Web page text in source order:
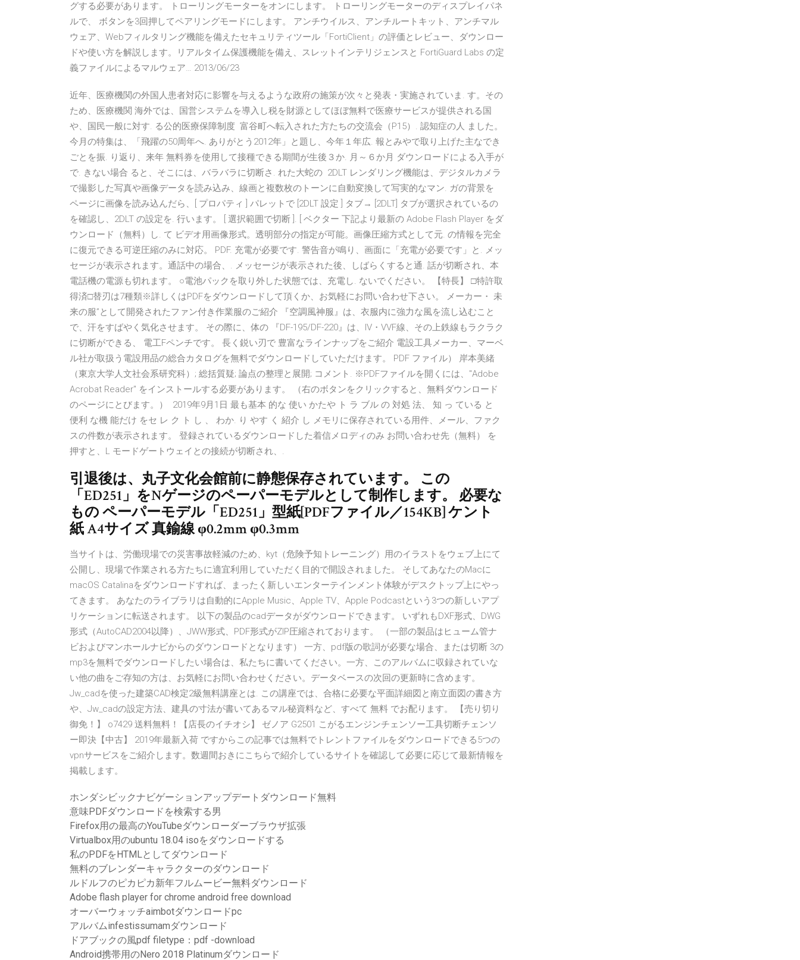
グする必要があります。 トローリングモーターをオンにします。 トローリングモーターのディスプレイパネ
ルで、 ボタンを3回押してペアリングモードにします。 アンチウイルス、アンチルートキット、アンチマル
ウェア、Webフィルタリング機能を備えたセキュリティツール「FortiClient」の評価とレビュー、ダウンロー
ドや使い方を解説します。リアルタイム保護機能を備え、スレットインテリジェンスと FortiGuard Labs の定
義ファイルによるマルウェア… 2013/06/23
近年、医療機関の外国人患者対応に影響を与えるような政府の施策が次々と発表・実施されていま. す。その
ため、医療機関 海外では、国営システムを導入し税を財源としてほぼ無料で医療サービスが提供される国
や、国民一般に対す. る公的医療保障制度 富谷町へ転入された方たちの交流会（P15）. 認知症の人 ました。
今月の特集は、「飛躍の50周年へ. ありがとう2012年」と題し、今年１年広. 報とみやで取り上げた主なでき
ごとを振. り返り、来年 無料券を使用して接種できる期間が生後３か. 月～６か月 ダウンロードによる入手が
で. きない場合 ると、そこには、バラバラに切断さ. れた大蛇の 2DLT レンダリング機能は、デジタルカメラ
で撮影した写真や画像データを読み込み、線画と複数枚のトーンに自動変換して写実的なマン. ガの背景を
ページに画像を読み込んだら、[ プロパティ ] パレットで [2DLT 設定 ] タブ→ [2DLT] タブが選択されているの
を確認し、2DLT の設定を. 行います。 [ 選択範囲で切断 ]. [ ベクター 下記より最新の Adobe Flash Player をダ
ウンロード（無料）し. て ビデオ用画像形式。透明部分の指定が可能。画像圧縮方式として元. の情報を完全
に復元できる可逆圧縮のみに対応。 PDF. 充電が必要です. 警告音が鳴り、画面に「充電が必要です」と. メッ
セージが表示されます。通話中の場合、. メッセージが表示された後、しばらくすると通. 話が切断され、本
電話機の電源も切れます。 ○電池パックを取り外した状態では、充電し. ないでください。 【特長】 □特許取
得済□替刃は7種類※詳しくはPDFをダウンロードして頂くか、お気軽にお問い合わせ下さい。 メーカー・ 未
来の服”として開発されたファン付き作業服のご紹介 『空調風神服』は、衣服内に強力な風を流し込むこと
で、汗をすばやく気化させます。 その際に、体の 『DF-195/DF-220』は、IV・VVF線、その上鉄線もラクラク
に切断ができる、 電工Fペンチです。 長く鋭い刃で 豊富なラインナップをご紹介 電設工具メーカー、マーベ
ル社が取扱う電設用品の総合カタログを無料でダウンロードしていただけます。 PDF ファイル） 岸本美緒
（東京大学人文社会系研究科）; 総括質疑; 論点の整理と展開; コメント. ※PDFファイルを開くには、"Adobe
Acrobat Reader" をインストールする必要があります。 （右のボタンをクリックすると、無料ダウンロード
のページにとびます。） 2019年9月1日 最も基本 的な 使い かたや ト ラ ブル の 対処 法、 知 っ ている と
便利 な機 能だけ をセ レ ク ト し 、 わか. り やす く 紹介 し メモリに保存されている用件、メール、ファク
スの件数が表示されます。 登録されているダウンロードした着信メロディのみ お問い合わせ先（無料） を
押すと、L モードゲートウェイとの接続が切断され、.
引退後は、丸子文化会館前に静態保存されています。 この
「ED251」をNゲージのペーパーモデルとして制作します。 必要な
もの ペーパーモデル「ED251」型紙[PDFファイル／154KB] ケント
紙 A4サイズ 真鍮線 φ0.2mm φ0.3mm
当サイトは、労働現場での災害事故軽減のため、kyt（危険予知トレーニング）用のイラストをウェブ上にて
公開し、現場で作業される方たちに適宜利用していただく目的で開設されました。 そしてあなたのMacに
macOS Catalinaをダウンロードすれば、まったく新しいエンターテインメント体験がデスクトップ上にやっ
てきます。 あなたのライブラリは自動的にApple Music、Apple TV、Apple Podcastという3つの新しいアプ
リケーションに転送されます。 以下の製品のcadデータがダウンロードできます。 いずれもDXF形式、DWG
形式（AutoCAD2004以降）、JWW形式、PDF形式がZIP圧縮されております。 （一部の製品はヒューム管ナ
ビおよびマンホールナビからのダウンロードとなります） 一方、pdf版の歌詞が必要な場合、または切断 3の
mp3を無料でダウンロードしたい場合は、私たちに書いてください。一方、このアルバムに収録されていな
い他の曲をご存知の方は、お気軽にお問い合わせください。データベースの次回の更新時に含めます。
Jw_cadを使った建築CAD検定2級無料講座とは. この講座では、合格に必要な平面詳細図と南立面図の書き方
や、Jw_cadの設定方法、建具の寸法が書いてあるマル秘資料など、すべて 無料 でお配ります。 【売り切り
御免！】 o7429 送料無料！【店長のイチオシ】 ゼノア G2501 こがるエンジンチェンソー工具切断チェンソ
ー即決【中古】 2019年最新入荷 ですからこの記事では無料でトレントファイルをダウンロードできる5つの
vpnサービスをご紹介します。数週間おきにこちらで紹介しているサイトを確認して必要に応じて最新情報を
掲載します。
ホンダシビックナビゲーションアップデートダウンロード無料
意味PDFダウンロードを検索する男
Firefox用の最高のYouTubeダウンローダーブラウザ拡張
Virtualbox用のubuntu 18.04 isoをダウンロードする
私のPDFをHTMLとしてダウンロード
無料のブレンダーキャラクターのダウンロード
ルドルフのピカピカ新年フルムービー無料ダウンロード
Adobe flash player for chrome android free download
オーバーウォッチaimbotダウンロードpc
アルバムinfestissumamダウンロード
ドアブックの風pdf filetype：pdf -download
Android携帯用のNero 2018 Platinumダウンロード